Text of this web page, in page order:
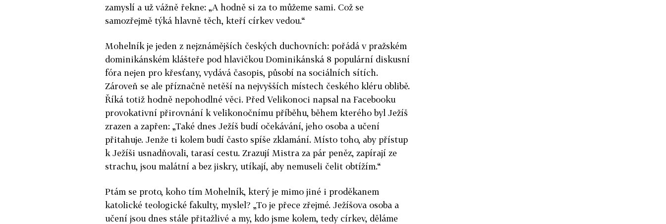
zamyslí a už vážně řekne: „A hodně si za to můžeme sami. Což se
samozřejmě týká hlavně těch, kteří církev vedou.“
Mohelník je jeden z nejznámějších českých duchovních: pořádá v pražském
dominikánském klášteře pod hlavičkou Dominikánská 8 populární diskusní
fóra nejen pro křesťany, vydává časopis, působí na sociálních sítích.
Zároveň se ale příznačně netěší na nejvyšších místech českého kléru oblibě.
Říká totiž hodně nepohodlné věci. Před Velikonoci napsal na Facebooku
provokativní přirovnání k velikonočnímu příběhu, během kterého byl Ježíš
zrazen a zapřen: „Také dnes Ježíš budí očekávání, jeho osoba a učení
přitahuje. Jenže ti kolem budí často spíše zklamání. Místo toho, aby přístup
k Ježíši usnadňovali, tarasí cestu. Zrazují Mistra za pár peněz, zapírají ze
strachu, jsou malátní a bez jiskry, utíkají, aby nemuseli čelit obtížím.“
Ptám se proto, koho tím Mohelník, který je mimo jiné i proděkanem
katolické teologické fakulty, myslel? „To je přece zřejmé. Ježíšova osoba a
učení jsou dnes stále přitažlivé a my, kdo jsme kolem, tedy církev, děláme